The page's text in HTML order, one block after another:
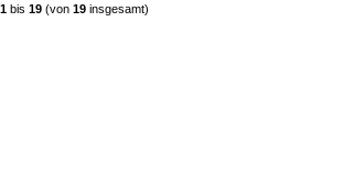
1 bis 19 (von 19 insgesamt)